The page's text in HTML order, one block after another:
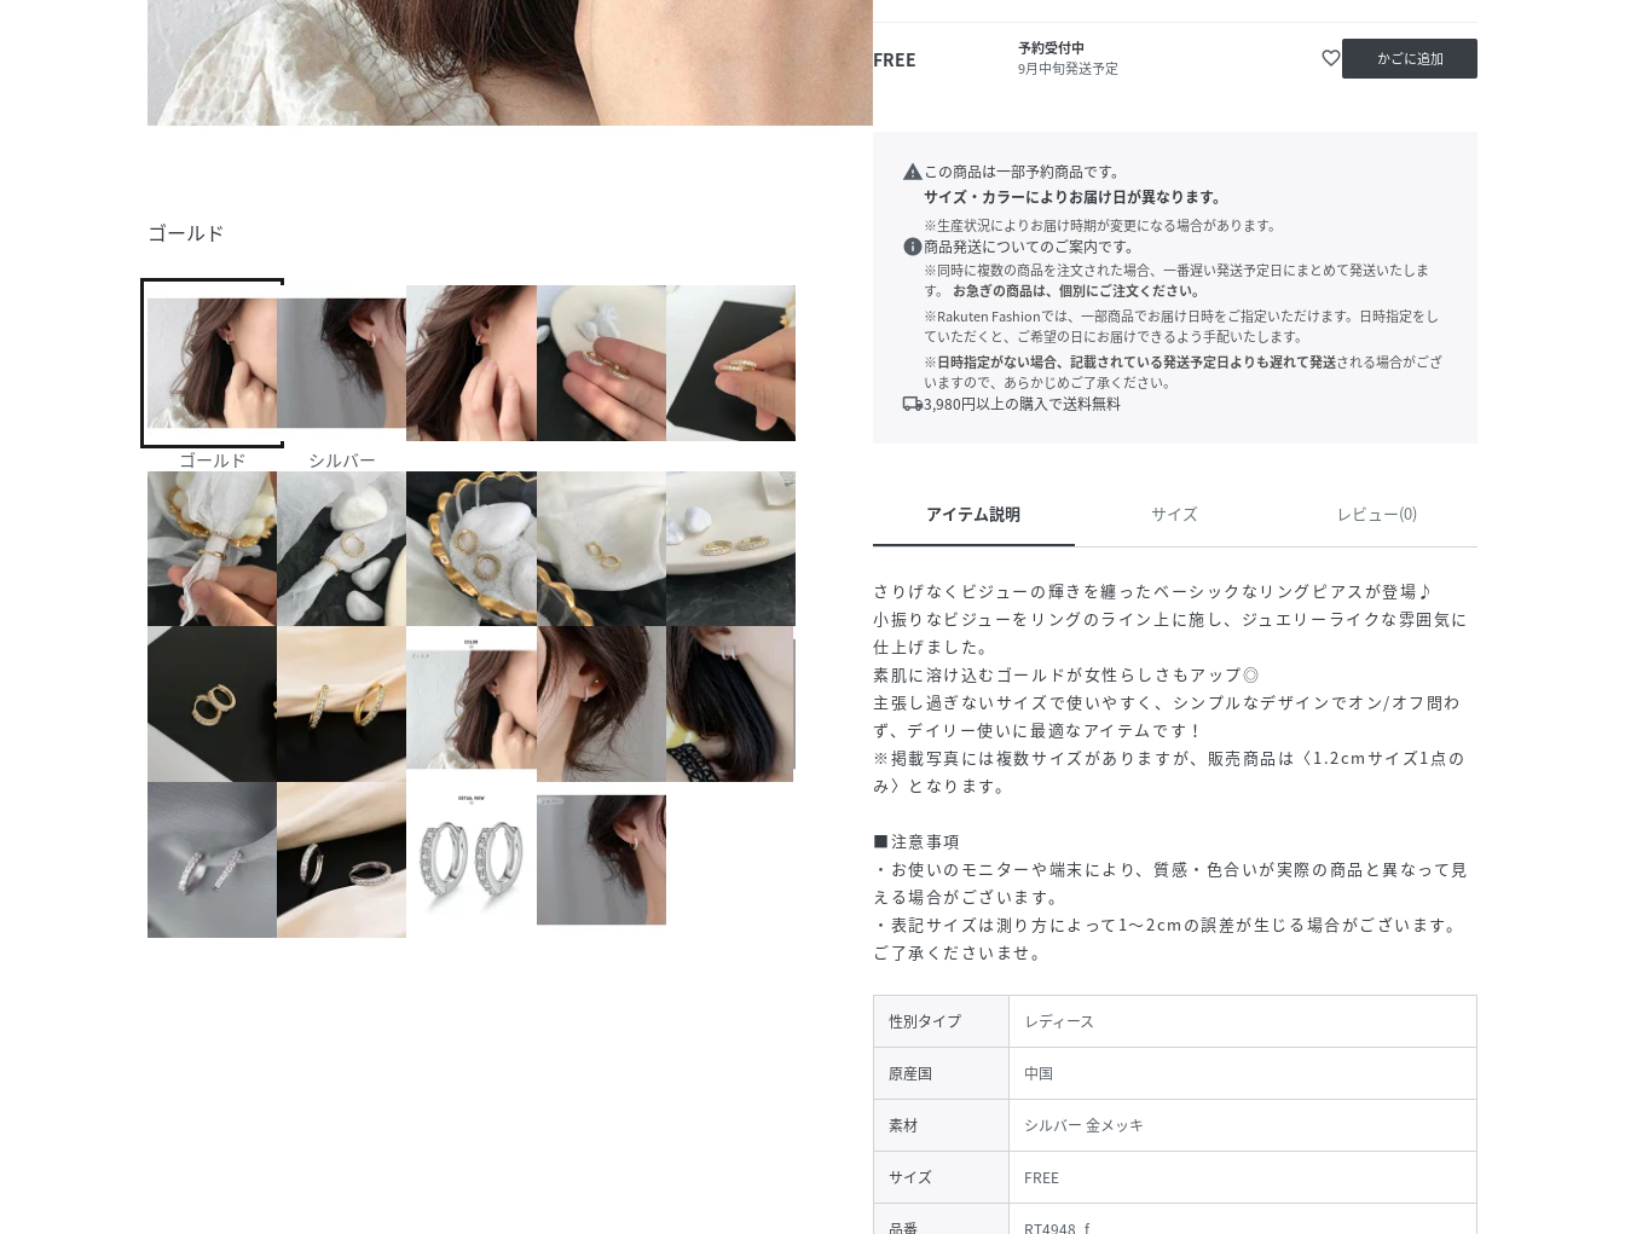
ゴールド
ゴールド シルバー
FREE
予約受付中
9月中旬発送予定
favorite_border かごに追加
warning この商品は一部予約商品です。
サイズ・カラーによりお届け日が異なります。
※生産状況によりお届け時期が変更になる場合があります。
info商品発送についてのご案内です。
※同時に複数の商品を注文された場合、一番遅い発送予定日にまとめて発送いたしま
す。
お急ぎの商品は、個別にご注文ください。
※Rakuten Fashionでは、一部商品でお届け日時をご指定いただけます。日時指定をし
ていただくと、ご希望の日にお届けできるよう手配いたします。
※日時指定がない場合、記載されている発送予定日よりも遅れて発送される場合がござ
いますので、あらかじめご了承ください。
local_shipping3,980円以上の購入で送料無料
アイテム説明 サイズ レビュー(0)
さりげなくビジューの輝きを纏ったベーシックなリングピアスが登場♪
小振りなビジューをリングのライン上に施し、ジュエリーライクな雰囲気に
仕上げました。
素肌に溶け込むゴールドが女性らしさもアップ◎
主張し過ぎないサイズで使いやすく、シンプルなデザインでオン/オフ問わ
ず、デイリー使いに最適なアイテムです！
※掲載写真には複数サイズがありますが、販売商品は〈1.2cmサイズ1点の
み〉となります。
■注意事項
・お使いのモニターや端末により、質感・色合いが実際の商品と異なって見
える場合がございます。
・表記サイズは測り方によって1～2cmの誤差が生じる場合がございます。
ご了承くださいませ。
性別タイプ レディース
原産国 中国
素材 シルバー 金メッキ
サイズ FREE
品番
RT4948_f